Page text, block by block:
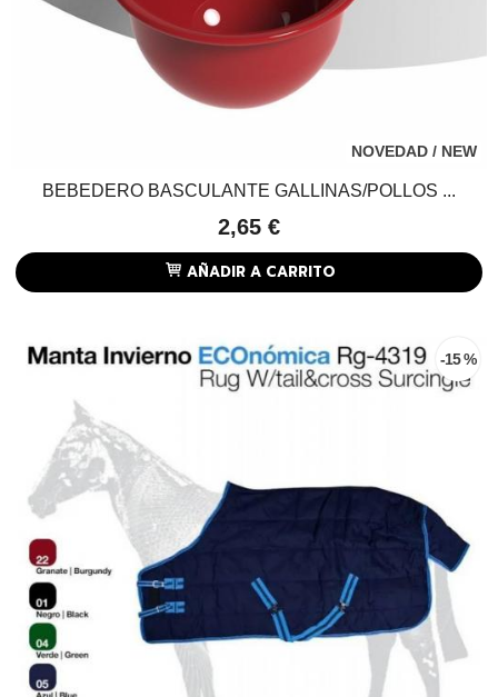
NOVEDAD / NEW
BEBEDERO BASCULANTE GALLINAS/POLLOS ...
2,65 €
AÑADIR A CARRITO
-15 %